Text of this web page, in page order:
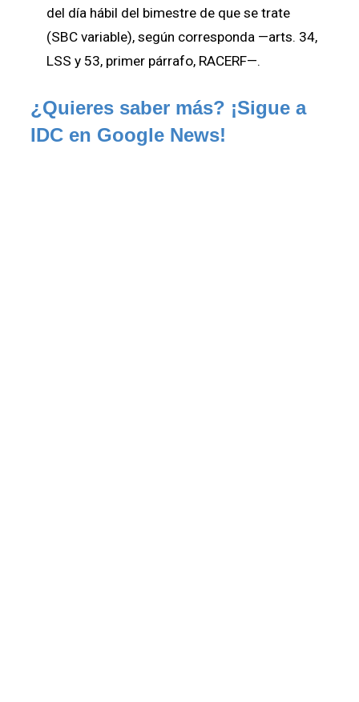
del día hábil del bimestre de que se trate
(SBC variable), según corresponda —arts. 34,
LSS y 53, primer párrafo, RACERF—.
¿Quieres saber más? ¡Sigue a
IDC en Google News!